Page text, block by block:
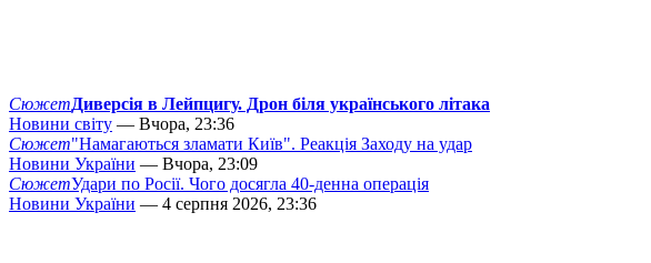
СюжетДиверсія в Лейпцигу. Дрон біля українського літака
Новини світу — Вчора, 23:36
Сюжет"Намагаються зламати Київ". Реакція Заходу на удар
Новини України — Вчора, 23:09
СюжетУдари по Росії. Чого досягла 40-денна операція
Новини України — 4 серпня 2026, 23:36